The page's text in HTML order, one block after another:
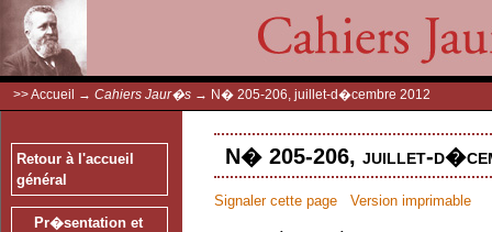
>>Accueil → Cahiers Jaur�s → N� 205-206, juillet-d�cembre 2012
Retour à l'accueil
général
Pr�sentation et
N� 205-206, juillet-
Signaler cette page Version imprimable